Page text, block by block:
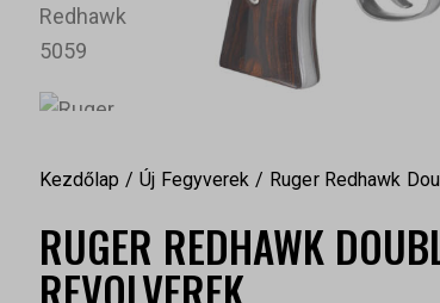
Kezdőlap Új Fegyverek Ruger Redhawk
RUGER REDHAWK